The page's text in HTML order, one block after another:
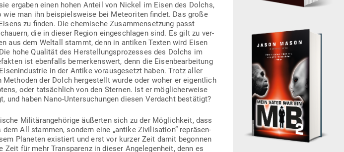
ergaben einen hohen Anteil von Nickel im Eisen des Dolchs,
man ihn bei­spiels­weise bei Meteo­riten findet. Das große
zu finden. Die che­mische Zusam­men­setzung passt
die in dieser Region ein­ge­schlagen sind. Es gilt zu ver­
aus dem Weltall stammt, denn in antiken Texten wird Eisen
hohe Qua­lität des Her­stel­lungs­pro­zesses des Dolchs im
ist eben­falls bemer­kenswert, denn die Eisen­be­ar­beitung
in der Antike vor­aus­ge­setzt haben. Trotz aller
der Dolch her­ge­stellt wurde oder woher er eigentlich
oder tat­sächlich von den Sternen. Ist er mög­li­cher­weise
haben Nano-Unter­su­chungen diesen Ver­dacht bestätigt?
Mili­tär­an­ge­hörige äußerten sich zu der Mög­lichkeit, dass
All stammen, sondern eine „antike Zivi­li­sation“ reprä­sen­
Pla­neten exis­tiert und erst vor kurzer Zeit damit begonnen
für mehr Trans­parenz in dieser Ange­le­genheit, denn es